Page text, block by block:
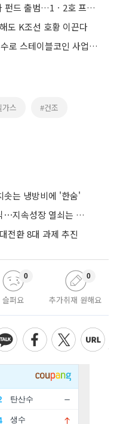
1조 규모 친환경 선박연료 인프라 펀드 출범…1ㆍ2호 프로젝트 선정
도 K조선 호황 이끈다
마스터카드, BVNK 18억 달러 인수로 스테이블코인 사업 본격 확장
스 #건조
는 냉방비에 '한숨'
중동ㆍ유럽ㆍ남미 입맛 잡은 한식⋯지속성장 열쇠는 ‘현지화’
전환 8대 과제 추진
슬퍼요
0
추가취재 원해요
0